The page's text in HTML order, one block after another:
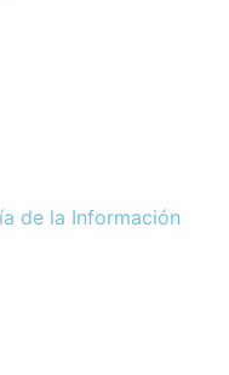
de la Información